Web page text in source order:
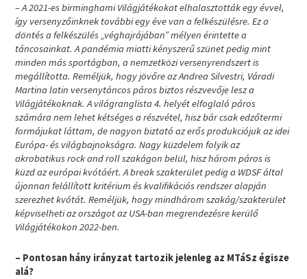
– A 2021-es birminghami Világjátékokat elhalasztották egy évvel,
így versenyzőinknek további egy éve van a felkészülésre. Ez a
döntés a felkészülés „véghajrájában” mélyen érintette a
táncosainkat. A pandémia miatti kényszerű szünet pedig mint
minden más sportágban, a nemzetközi versenyrendszert is
megállította. Reméljük, hogy jövőre az Andrea Silvestri, Váradi
Martina latin versenytáncos páros biztos részvevője lesz a
Világjátékoknak. A világranglista 4. helyét elfoglaló páros
számára nem lehet kétséges a részvétel, hisz bár csak edzőtermi
formájukat láttam, de nagyon biztató az erős produkciójuk az idei
Európa- és világbajnokságra. Nagy küzdelem folyik az
akrobatikus rock and roll szakágon belül, hisz három páros is
küzd az európai kvótáért. A break szakterület pedig a WDSF által
újonnan felállított kritérium és kvalifikációs rendszer alapján
szerezhet kvótát. Reméljük, hogy mindhárom szakág/szakterület
képviselheti az országot az USA-ban megrendezésre kerülő
Világjátékokon 2022-ben.
– Pontosan hány irányzat tartozik jelenleg az MTáSz égisze
alá?